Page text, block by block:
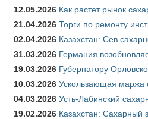
12.05.2026 Как растет рынок
21.04.2026 Торги по ремонту
02.04.2026 Казахстан: Сев
31.03.2026 Германия
19.03.2026 Губернатору
10.03.2026 Ускользающая маржа
04.03.2026 Усть-Лабинский
19.02.2026 Казахстан: Сахарный